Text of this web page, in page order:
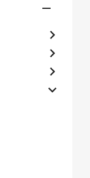




